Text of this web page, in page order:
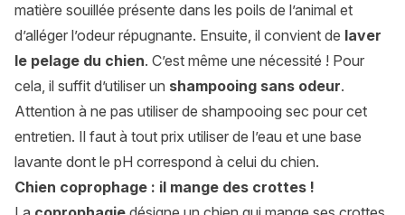
matière souillée présente dans les poils de l’animal et
d’alléger l’odeur répugnante. Ensuite, il convient de laver
le pelage du chien. C’est même une nécessité ! Pour
cela, il suffit d’utiliser un shampooing sans odeur.
Attention à ne pas utiliser de shampooing sec pour cet
entretien. Il faut à tout prix utiliser de l’eau et une base
lavante dont le pH correspond à celui du chien.
Chien coprophage : il mange des crottes !